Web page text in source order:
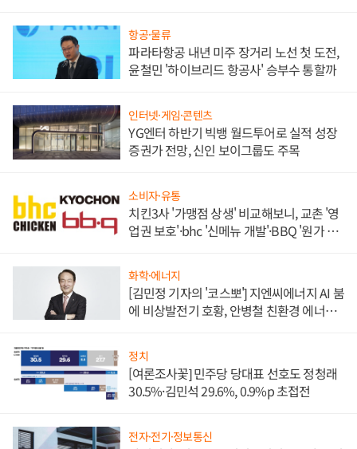
항공·물류
파라타항공 내년 미주 장거리 노선 첫 도전,
윤철민 '하이브리드 항공사' 승부수 통할까
인터넷·게임·콘텐츠
YG엔터 하반기 빅뱅 월드투어로 실적 성장
증권가 전망, 신인 보이그룹도 주목
소비자·유통
치킨3사 '가맹점 상생' 비교해보니, 교촌 '영
업권 보호'·bhc '신메뉴 개발'·BBQ '원가 부
화학·에너지
[김민정 기자의 '코스뽀'] 지엔씨에너지 AI 붐
에 비상발전기 호황, 안병철 친환경 에너지
정치
[여론조사꽃] 민주당 당대표 선호도 정청래
30.5%·김민석 29.6%, 0.9%p 초접전
전자·전기·정보통신